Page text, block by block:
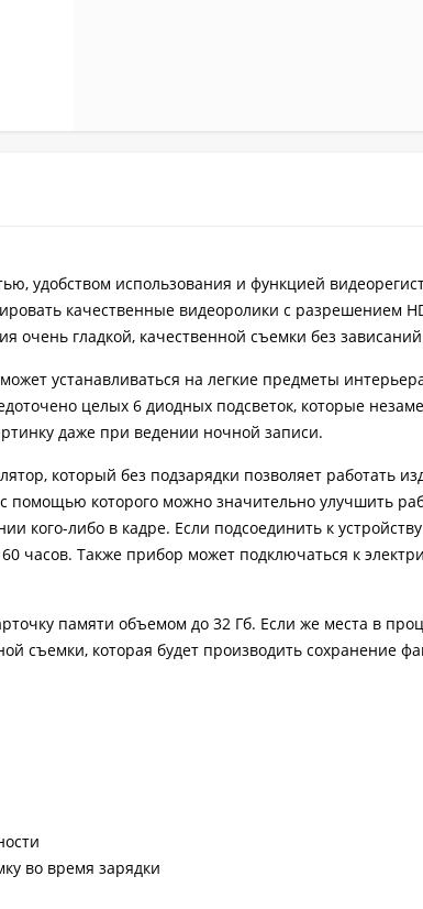
удобством использования и функцией
качественные видеоролики с разрешением
очень гладкой, качественной съемки без
устанавливаться на легкие предметы
целых 6 диодных подсветок, которые
даже при ведении ночной записи.
который без подзарядки позволяет работать
помощью которого можно значительно улучшить
кого-либо в кадре. Если подсоединить к устройству
часов. Также прибор может подключаться к
памяти объемом до 32 Гб. Если же места в
съемки, которая будет производить сохранение
во время зарядки